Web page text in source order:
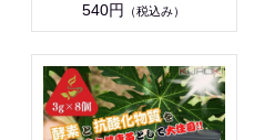
540円
（税込み）